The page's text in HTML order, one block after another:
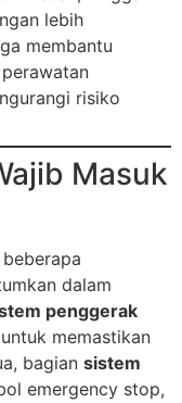
lebih
membantu
risiko
Masuk
dalam
penggerak
memastikan
bagian sistem
emergency stop,